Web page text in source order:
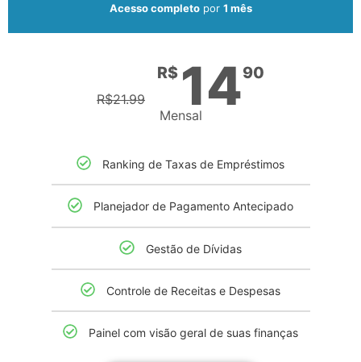
Acesso completopor 1 mês
R$21.99
R$ 1490
Mensal
Ranking de Taxas de Empréstimos​
Planejador de Pagamento Antecipado
Gestão de Dívidas
Controle de Receitas e Despesas
Painel com visão geral de suas finanças